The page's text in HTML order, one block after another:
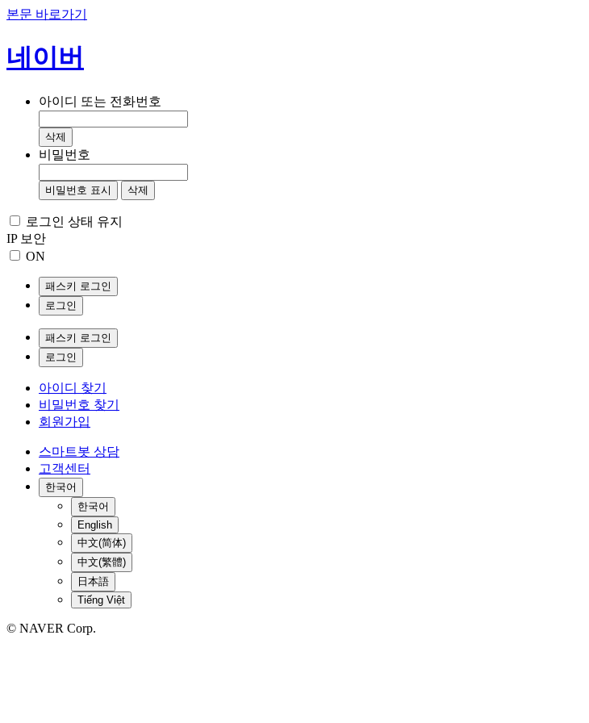
본문 바로가기
네이버
아이디 또는 전화번호
삭제
비밀번호
비밀번호 표시 삭제
로그인 상태 유지
IP 보안
ON
패스키 로그인
로그인
패스키 로그인
로그인
아이디 찾기
비밀번호 찾기
회원가입
스마트봇 상담
고객센터
한국어
한국어
English
中文(简体)
中文(繁體)
日本語
Tiếng Việt
© NAVER Corp.